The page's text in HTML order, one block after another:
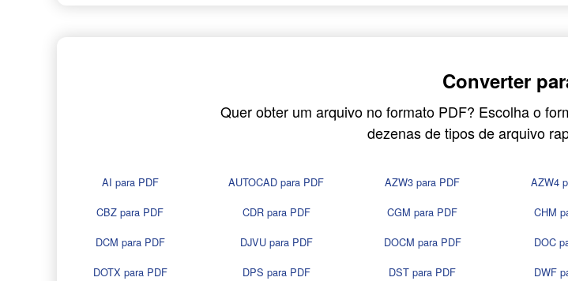
Converter
Quer obter um arquivo no formato PDF? Escolha o
dezenas de tipos de arquivo
AI para PDF AUTOCAD para PDF AZW3 para PDF AZW4
CBZ para PDF
CDR para PDF CGM para PDF CHM
DCM para PDF
DJVU para PDF DOCM para PDF DOC
DOTX para PDF
DPS para PDF DST para PDF DWF